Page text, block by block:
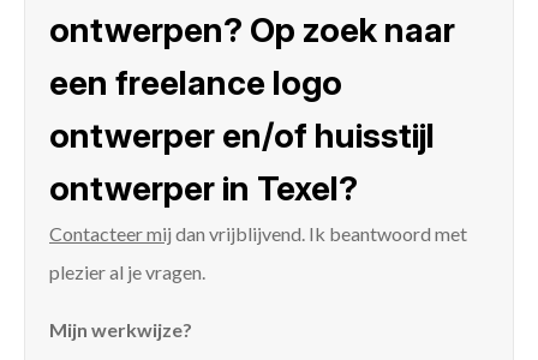
ontwerpen? Op zoek naar
een freelance logo
ontwerper en/of huisstijl
ontwerper in Texel?
Contacteer mij dan vrijblijvend. Ik beantwoord met
plezier al je vragen.
Mijn werkwijze?